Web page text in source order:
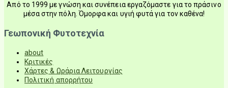
Από το 1999 με γνώση και συνέπεια εργαζόμαστε για το πράσινο
μέσα στην πόλη. Όμορφα και υγιή φυτά για τον καθένα!
Γεωπονική Φυτοτεχνία
about
Κριτικές
Χάρτες & Ωράρια Λειτουργίας
Πολιτική απορρήτου